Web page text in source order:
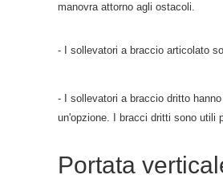
manovra attorno agli ostacoli.
- I sollevatori a braccio articolato
- I sollevatori a braccio dritto
un'opzione. I bracci dritti sono utili
Portata